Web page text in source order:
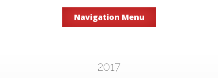
Navigation Menu
2017